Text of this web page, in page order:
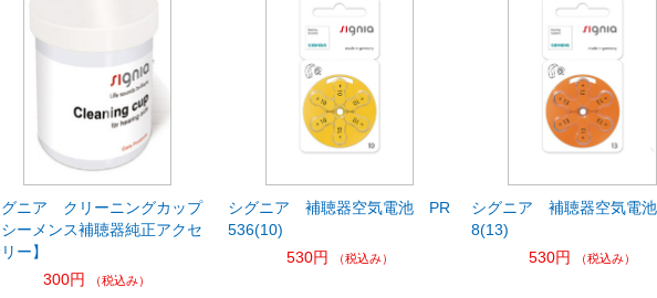
グニア クリーニングカップ
シーメンス補聴器純正アクセ
ー】
300円
（税込み）
シグニア 補聴器空気電池 PR
536(10)
530円
（税込み）
シグニア 補聴器空気電
8(13)
530円
（税込み）